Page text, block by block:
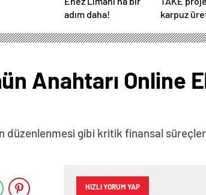
adım daha!
karpuz
Anahtarı Online
düzenlenmesi gibi kritik finansal
HIZLI YORUM YAP